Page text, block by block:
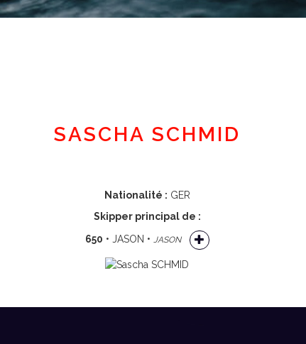
SASCHA SCHMID
Nationalité : GER
Skipper principal de :
650 • JASON • JASON